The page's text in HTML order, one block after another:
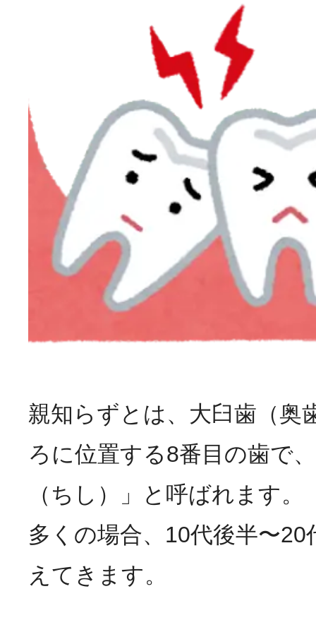
親知らずとは、大臼歯（奥
ろに位置する8番目の歯で
（ちし）」と呼ばれます。
多くの場合、10代後半〜20
えてきます。